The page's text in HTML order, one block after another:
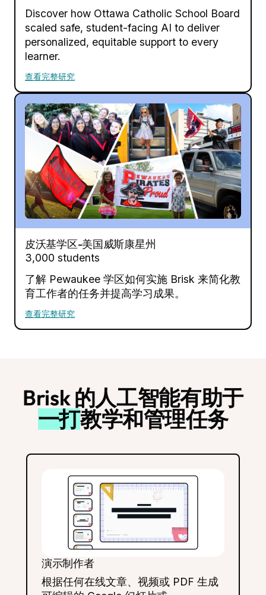
Discover how Ottawa Catholic School Board
scaled safe, student-facing AI to deliver
personalized, equitable support to every
learner.
查看完整研究
皮沃基学区-美国威斯康星州
3,000 students
了解 Pewaukee 学区如何实施 Brisk 来简化教
育工作者的任务并提高学习成果。
查看完整研究
Brisk 的人工智能有助于
一打教学和管理任务
演示制作者
根据任何在线文章、视频或 PDF 生成